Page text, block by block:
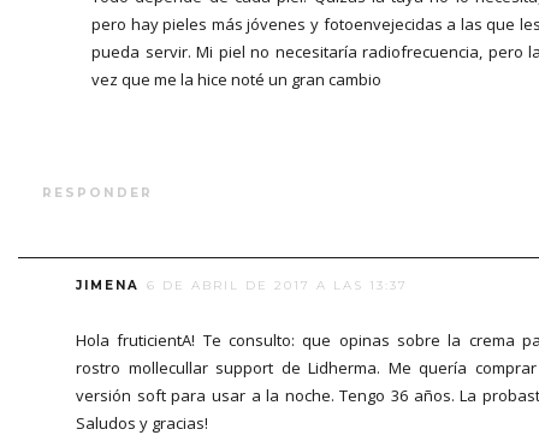
pero hay pieles más jóvenes y fotoenvejecidas a las que
pueda servir. Mi piel no necesitaría radiofrecuencia, pero
vez que me la hice noté un gran cambio
RESPONDER
JIMENA 6 DE ABRIL DE 2017 A LAS 13:37
Hola fruticientA! Te consulto: que opinas sobre la crema
rostro mollecullar support de Lidherma. Me quería
versión soft para usar a la noche. Tengo 36 años. La
Saludos y gracias!